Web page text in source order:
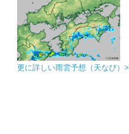
更に詳しい雨雲予想（天なび）>